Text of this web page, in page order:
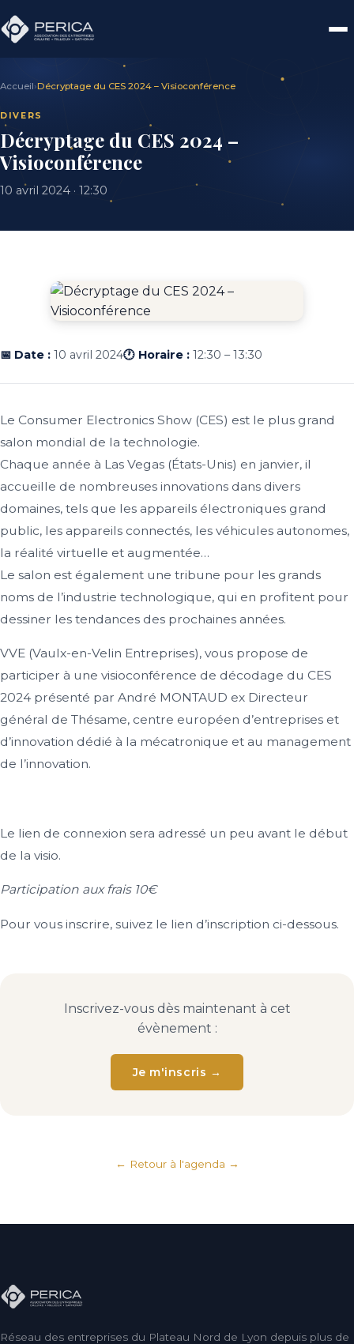
Accueil›Décryptage du CES 2024 – Visioconférence
DIVERS
Décryptage du CES 2024 –
Visioconférence
10 avril 2024 · 12:30
📅 Date : 10 avril 2024🕐 Horaire : 12:30 – 13:30
Le Consumer Electronics Show (CES) est le plus grand
salon mondial de la technologie.
Chaque année à Las Vegas (États-Unis) en janvier, il
accueille de nombreuses innovations dans divers
domaines, tels que les appareils électroniques grand
public, les appareils connectés, les véhicules autonomes,
la réalité virtuelle et augmentée…
Le salon est également une tribune pour les grands
noms de l’industrie technologique, qui en profitent pour
dessiner les tendances des prochaines années.
VVE (Vaulx-en-Velin Entreprises), vous propose de
participer à une visioconférence de décodage du CES
2024 présenté par André MONTAUD ex Directeur
général de Thésame, centre européen d’entreprises et
d’innovation dédié à la mécatronique et au management
de l’innovation.
Le lien de connexion sera adressé un peu avant le début
de la visio.
Participation aux frais 10€
Pour vous inscrire, suivez le lien d’inscription ci-dessous.
Inscrivez-vous dès maintenant à cet
évènement :
Je m'inscris →
← Retour à l'agenda
Réseau des entreprises du Plateau Nord de Lyon depuis plus de